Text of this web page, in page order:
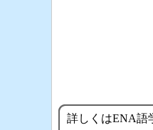
詳しくはENA語